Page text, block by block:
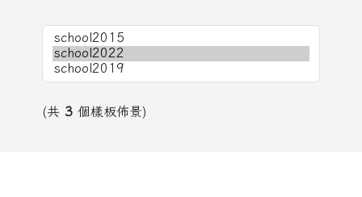
(共 3 個樣板佈景)